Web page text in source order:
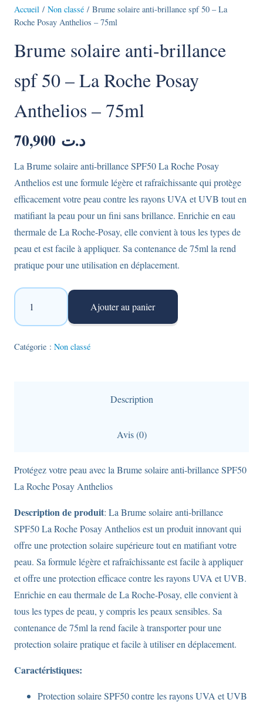
Accueil / Non classé / Brume solaire anti-brillance spf 50 – La
Roche Posay Anthelios – 75ml
Brume solaire anti-brillance
spf 50 – La Roche Posay
Anthelios – 75ml
د.ت
La Brume solaire anti-brillance SPF50 La Roche Posay
Anthelios est une formule légère et rafraîchissante qui protège
efficacement votre peau contre les rayons UVA et UVB tout en
matifiant la peau pour un fini sans brillance. Enrichie en eau
thermale de La Roche-Posay, elle convient à tous les types de
peau et est facile à appliquer. Sa contenance de 75ml la rend
pratique pour une utilisation en déplacement.
quantité
Brume
solaire
Posay
Anthelios
-
75ml
Ajouter au panier
Catégorie : Non classé
Description
Avis (0)
Protégez votre peau avec la Brume solaire anti-brillance SPF50
La Roche Posay Anthelios
Description de produit: La Brume solaire anti-brillance
SPF50 La Roche Posay Anthelios est un produit innovant qui
offre une protection solaire supérieure tout en matifiant votre
peau. Sa formule légère et rafraîchissante est facile à appliquer
et offre une protection efficace contre les rayons UVA et UVB.
Enrichie en eau thermale de La Roche-Posay, elle convient à
tous les types de peau, y compris les peaux sensibles. Sa
contenance de 75ml la rend facile à transporter pour une
protection solaire pratique et facile à utiliser en déplacement.
Caractéristiques:
Protection solaire SPF50 contre les rayons UVA et UVB